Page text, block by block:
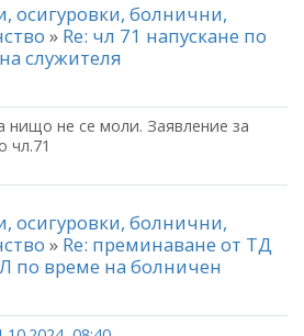
осигуровки, болнични,
» Re: чл 71 напускане по
служителя
нищо не се моли. Заявление за
чл.71
осигуровки, болнични,
» Re: преминаване от ТД
по време на болничен